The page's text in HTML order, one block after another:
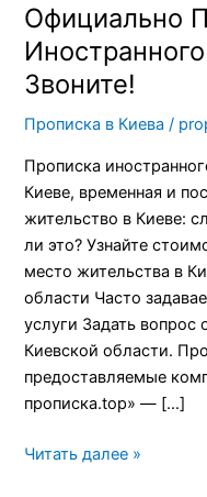
Официально
Звоните!
Прописка в Киева /
Прописка
Киеве, временная и
жительство в Киеве:
ли это? Узнайте
место жительства в
области Часто
услуги Задать вопрос
Киевской области.
предоставляемые
прописка.top» — […]
Читать далее »